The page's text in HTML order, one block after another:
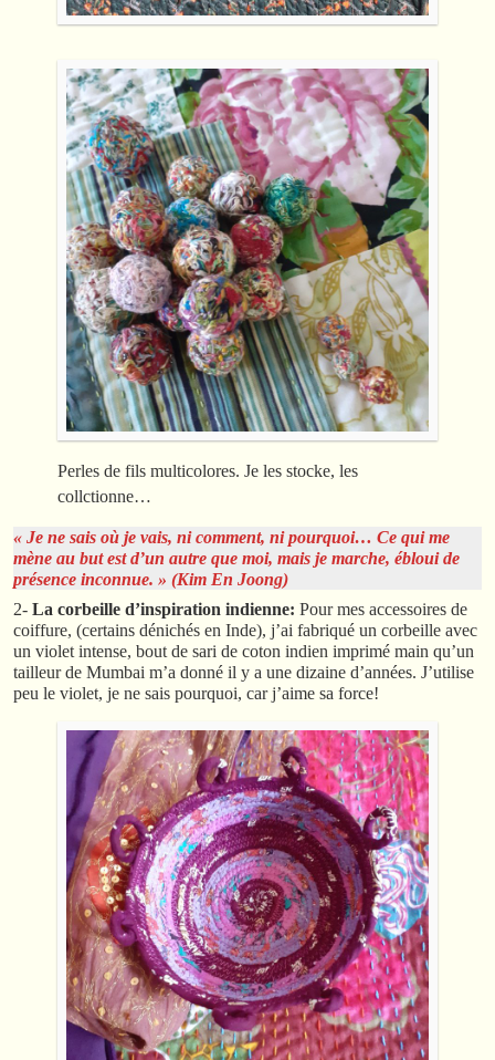
Perles de fils multicolores. Je les stocke, les
collctionne…
« Je ne sais où je vais, ni comment, ni pourquoi… Ce qui me
mène au but est d’un autre que moi, mais je marche, ébloui de
présence inconnue. » (Kim En Joong)
2- La corbeille d’inspiration indienne: Pour mes accessoires de
coiffure, (certains dénichés en Inde), j’ai fabriqué un corbeille avec
un violet intense, bout de sari de coton indien imprimé main qu’un
tailleur de Mumbai m’a donné il y a une dizaine d’années. J’utilise
peu le violet, je ne sais pourquoi, car j’aime sa force!